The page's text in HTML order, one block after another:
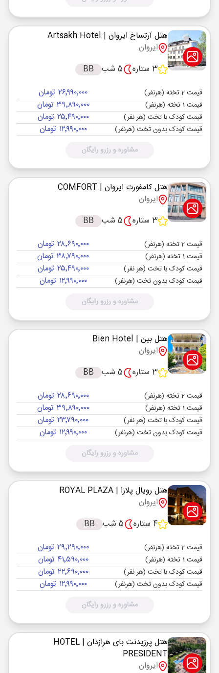
هتل آرتساخ ایروان | Artsakh Hotel
ایروان
3 ستاره
5 شب BB
قیمت 2 تخته (هرنفر) ۲۶٬۹۹۰٬۰۰۰ تومان
قیمت 1 تخته (هرنفر) ۳۹٬۸۹۰٬۰۰۰ تومان
قیمت کودک با تخت (هر نفر) ۲۵٬۴۹۰٬۰۰۰ تومان
قیمت کودک بدون تخت (هرنفر) ۱۲٬۹۹۰٬۰۰۰ تومان
مشاوره و رزرو رایگان
هتل کامفورت ایروان | COMFORT
ایروان
3 ستاره
5 شب BB
قیمت 2 تخته (هرنفر) ۲۸٬۶۹۰٬۰۰۰ تومان
قیمت 1 تخته (هرنفر) ۳۸٬۷۹۰٬۰۰۰ تومان
قیمت کودک با تخت (هر نفر) ۲۵٬۴۹۰٬۰۰۰ تومان
قیمت کودک بدون تخت (هرنفر) ۱۲٬۹۹۰٬۰۰۰ تومان
مشاوره و رزرو رایگان
هتل بین | Bien Hotel
ایروان
3 ستاره
5 شب BB
قیمت 2 تخته (هرنفر) ۲۸٬۶۹۰٬۰۰۰ تومان
قیمت 1 تخته (هرنفر) ۳۹٬۸۹۰٬۰۰۰ تومان
قیمت کودک با تخت (هر نفر) ۲۳٬۷۹۰٬۰۰۰ تومان
قیمت کودک بدون تخت (هرنفر) ۱۲٬۹۹۰٬۰۰۰ تومان
مشاوره و رزرو رایگان
هتل رویال پلازا | ROYAL PLAZA
ایروان
4 ستاره
5 شب BB
قیمت 2 تخته (هرنفر) ۲۹٬۲۹۰٬۰۰۰ تومان
قیمت 1 تخته (هرنفر) ۴۱٬۵۹۰٬۰۰۰ تومان
قیمت کودک با تخت (هر نفر) ۲۲٬۶۹۰٬۰۰۰ تومان
قیمت کودک بدون تخت (هرنفر) ۱۲٬۹۹۰٬۰۰۰ تومان
مشاوره و رزرو رایگان
هتل پرزیدنت بای هرازدان | HOTEL
PRESIDENT
ایروان